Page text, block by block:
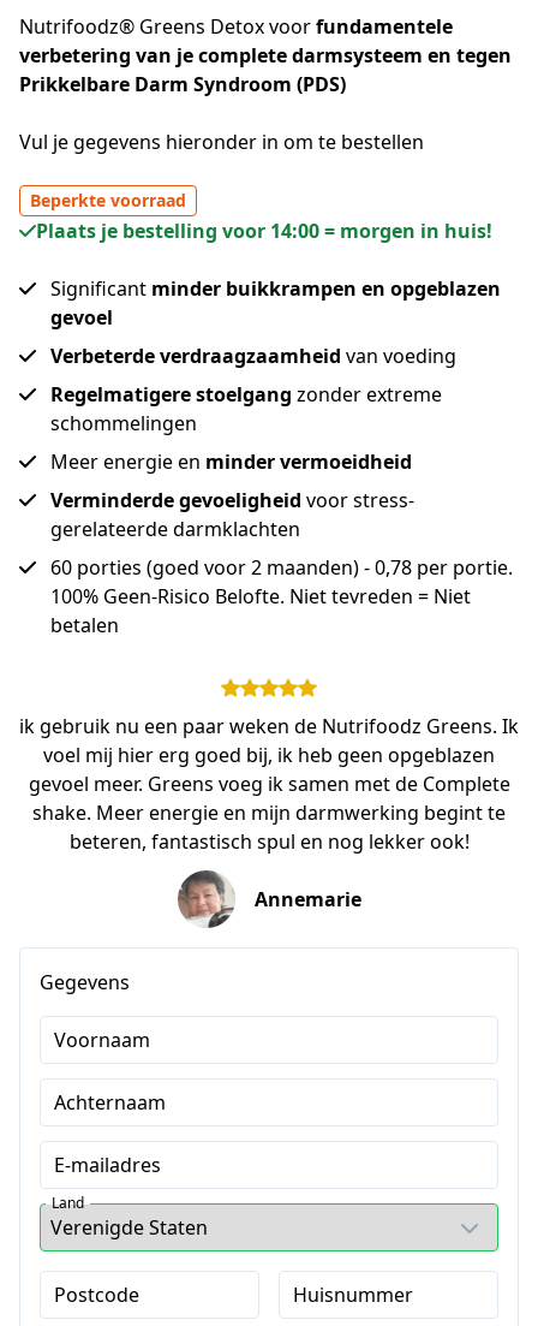
Nutrifoodz® Greens Detox voorfundamentele
verbetering van je complete darmsysteem en tegen
Prikkelbare Darm Syndroom (PDS)
Vul je gegevens hieronder in om te bestellen
Beperkte voorraad
Plaats je bestelling voor 14:00 = morgen in huis!
Significant minder buikkrampen en opgeblazen
gevoel
Verbeterde verdraagzaamheid van voeding
Regelmatigere stoelgang zonder extreme
schommelingen
Meer energie en minder vermoeidheid
Verminderde gevoeligheid voor stress-
gerelateerde darmklachten
60 porties (goed voor 2 maanden) - 0,78 per portie.
100% Geen-Risico Belofte. Niet tevreden = Niet
betalen
ik gebruik nu een paar weken de Nutrifoodz Greens. Ik
voel mij hier erg goed bij, ik heb geen opgeblazen
gevoel meer. Greens voeg ik samen met de Complete
shake. Meer energie en mijn darmwerking begint te
beteren, fantastisch spul en nog lekker ook!
Annemarie
Gegevens
Voornaam
Achternaam
E-mailadres
Land
Postcode Huisnummer